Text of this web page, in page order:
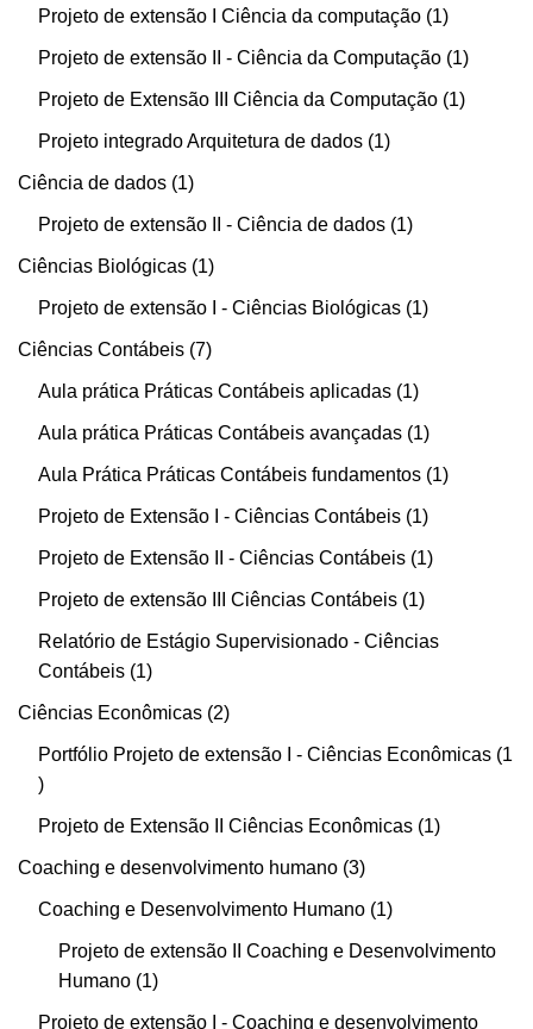
Projeto de extensão I Ciência da computação 1
Projeto de extensão II - Ciência da Computação 1
Projeto de Extensão III Ciência da Computação 1
Projeto integrado Arquitetura de dados 1
Ciência de dados 1
Projeto de extensão II - Ciência de dados 1
Ciências Biológicas 1
Projeto de extensão I - Ciências Biológicas 1
Ciências Contábeis 7
Aula prática Práticas Contábeis aplicadas 1
Aula prática Práticas Contábeis avançadas 1
Aula Prática Práticas Contábeis fundamentos 1
Projeto de Extensão I - Ciências Contábeis 1
Projeto de Extensão II - Ciências Contábeis 1
Projeto de extensão III Ciências Contábeis 1
Relatório de Estágio Supervisionado - Ciências
Contábeis 1
Ciências Econômicas 2
Portfólio Projeto de extensão I - Ciências Econômicas 1
Projeto de Extensão II Ciências Econômicas 1
Coaching e desenvolvimento humano 3
Coaching e Desenvolvimento Humano 1
Projeto de extensão II Coaching e Desenvolvimento
Humano 1
Projeto de extensão I - Coaching e desenvolvimento